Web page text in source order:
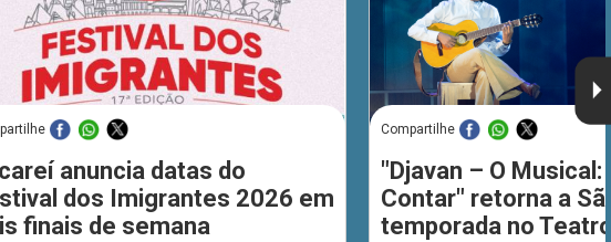
anuncia datas do
dos Imigrantes 2026 em
finais de semana
Compartilhe
"Djavan – O Musical:
Contar" retorna a
temporada no